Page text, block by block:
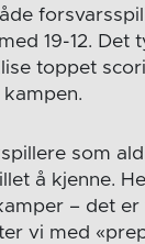
19-12.
toppet
som
å kjenne.
– det
vi med